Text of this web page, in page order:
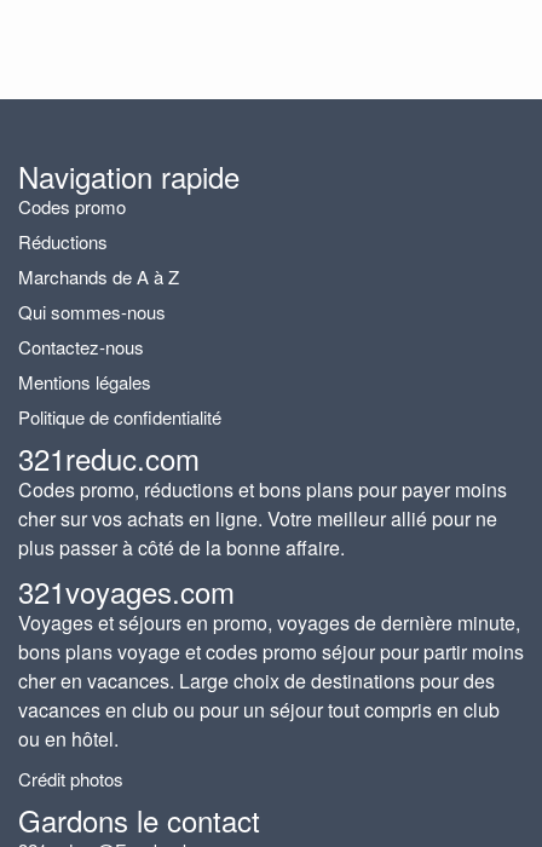
Navigation rapide
Codes promo
Réductions
Marchands de A à Z
Qui sommes-nous
Contactez-nous
Mentions légales
Politique de confidentialité
321reduc.com
Codes promo, réductions et bons plans pour payer moins
cher sur vos achats en ligne. Votre meilleur allié pour ne
plus passer à côté de la bonne affaire.
321voyages.com
Voyages et séjours en promo, voyages de dernière minute,
bons plans voyage et codes promo séjour pour partir moins
cher en vacances. Large choix de destinations pour des
vacances en club ou pour un séjour tout compris en club
ou en hôtel.
Crédit photos
Gardons le contact